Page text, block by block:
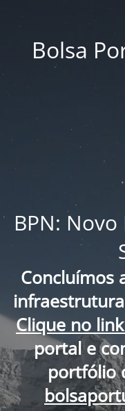
Bolsa
BPN:
Concluímos
Clique no link
portal e
portfólio